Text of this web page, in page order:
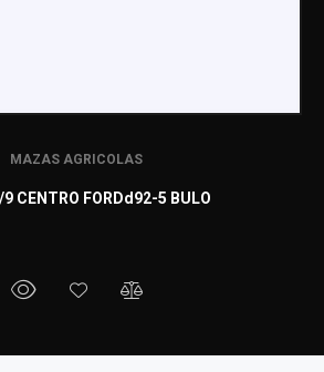
MAZAS AGRICOLAS
CENTRO FORDd92-5 BULO